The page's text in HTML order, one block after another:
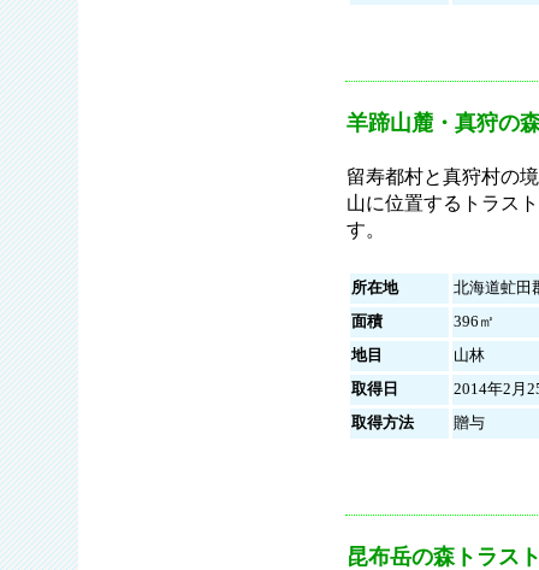
羊蹄山麓・真狩の
留寿都村と真狩村の
山に位置するトラス
す。
所在地
北海道虻田
面積
396㎡
地目
山林
取得日
2014年2月
取得方法
贈与
昆布岳の森トラス